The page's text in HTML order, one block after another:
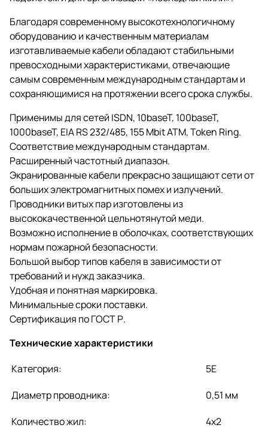
Благодаря современному высокотехнологичному
оборудованию и качественным материалам
изготавливаемые кабели обладают стабильными
превосходными характеристиками, отвечающие
самым современным международным стандартам и
сохраняющимися на протяжении всего срока службы.
Применимы для сетей ISDN, 10baseT, 100baseT,
1000baseT, EIA RS 232/485, 155 Mbit ATM, Token Ring.
Соответствие международным стандартам.
Расширенный частотный диапазон.
Экранированные кабели прекрасно защищают сети от
больших электромагнитных помех и излучений.
Проводники витых пар изготовлены из
высококачественной цельнотянутой меди.
Возможно исполнение в оболочках, соответствующих
нормам пожарной безопасности.
Большой выбор типов кабеля в зависимости от
требований и нужд заказчика.
Удобная и понятная маркировка.
Минимальные сроки поставки.
Сертификация по ГОСТ Р.
Технические характеристики
Категория:
5E
Диаметр проводника:
0,51 мм
Количество жил:
4x2